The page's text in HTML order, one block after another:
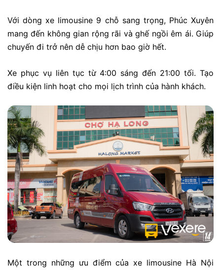
Với dòng xe limousine 9 chỗ sang trọng, Phúc Xuyên
mang đến không gian rộng rãi và ghế ngồi êm ái. Giúp
chuyến đi trở nên dễ chịu hơn bao giờ hết.
Xe phục vụ liên tục từ 4:00 sáng đến 21:00 tối. Tạo
điều kiện linh hoạt cho mọi lịch trình của hành khách.
Một trong những ưu điểm của xe limousine Hà Nội